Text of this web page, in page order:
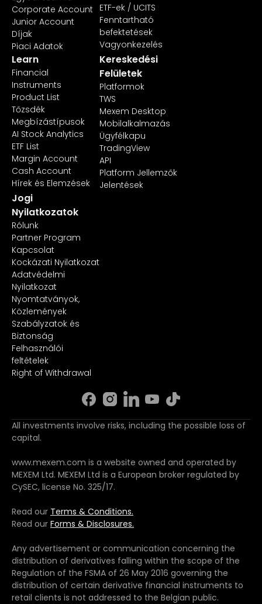
Corporate Account
Junior Account
Díjak
Piaci Adatok
ETF-ek / UCITS
Fenntartható
befektetések
Vagyonkezelés
Learn
Financial
Instruments
Product List
Tőzsdék
Megbízástípusok
AI Stock Analytics
ETF List
Margin Account
Cash Account
Hírek és Elemzések
Kereskedési
Felületek
Platformok
TWS
Mexem Desktop
Mobilalkalmazás
Ügyfélkapu
TradingView
API
Platform Jellemzők
Jelentések
Jogi
Nyilatkozatok
Rólunk
Partner Program
Kapcsolat
Kockázati Nyilatkozat
Adatvédelmi
Nyilatkozat
Nyomtatványok,
Közlemények
Szabályzatok és
Biztonság
Felhasználói
feltételek
Right of Withdrawal
All investments involve risks, including the possible loss of
capital.
www.mexem.com is a website owned and operated by
MEXEM Ltd. MEXEM Ltd is a European broker regulated by
CySEC, license No. 325/17.
Read our Terms & Conditions.
Read our Forms & Disclosures.
Any advertisement or communication concerning the
distribution of derivatives falling within the scope of the
Regulation of the FSMA of 26 May 2016 governing the
distribution of certain derivative financial instruments to
retail clients is not addressed to the Belgian public.